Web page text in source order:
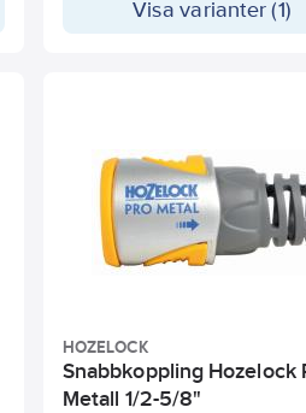
Visa varianter (1)
HOZELOCK
Snabbkoppling Hozelock
Metall 1/2-5/8"